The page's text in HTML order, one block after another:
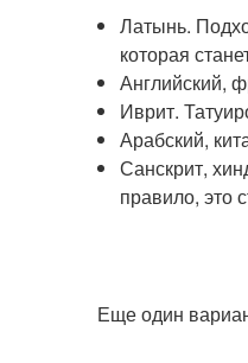
Латынь.
которая
Английский,
Иврит.
Арабский,
Санскрит,
правило, это
Еще один